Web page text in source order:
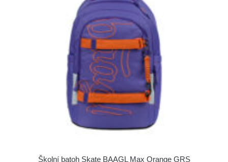
Školní batoh Skate BAAGL Max Orange GRS